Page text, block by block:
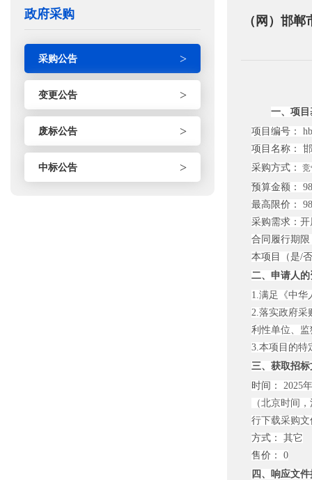
政府采购
采购公告 >
变更公告 >
废标公告 >
中标公告 >
（网）邯
一、项
项目编号：
项目名称：
采购方式：
预算金额：
最高限价：
采购需求： 开
合同履行期限
本项目（是/
二、申请人
1.满足《中华
2.落实政府采
利性单位、
3.本项目的特
三、获取招标
时间：
2025
（北京时间
行下载采购
方式：
其它
售价：
0
四、响应文